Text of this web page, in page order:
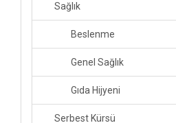
Sağlık
Beslenme
Genel Sağlık
Gıda Hijyeni
Serbest Kürsü